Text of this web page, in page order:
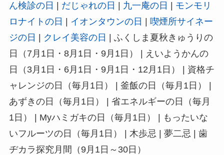
ん検診の日 | だじゃれの日 | 九一庵の日 | モンモリ
ロナイトの日 | イオンタウンの日 | 喫煙所サイネー
ジの日 | クレイ美容の日 | ふくしま夏秋きゅうりの
日（7月1日・8月1日・9月1日） | えいようかんの
日（3月1日・6月1日・9月1日・12月1日） | 資格チ
ャレンジの日（毎月1日） | 釜飯の日（毎月1日） |
あずきの日（毎月1日） | 省エネルギーの日（毎月
1日） | Myハミガキの日（毎月1日） | もったいな
いフルーツの日（毎月1日） | 木歩忌 | 夢二忌 | 歯
ヂカラ探究月間（9月1日～30日）